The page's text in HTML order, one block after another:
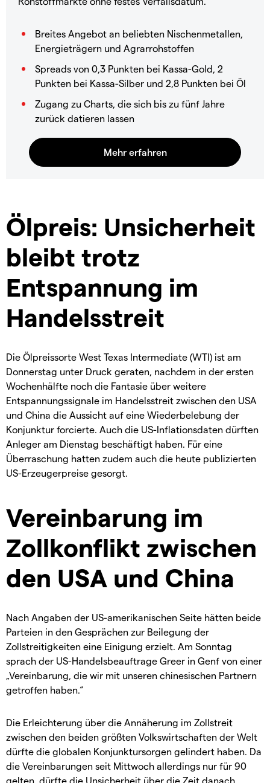
Breites Angebot an beliebten Nischenmetallen,
Energieträgern und Agrarrohstoffen
Spreads von 0,3 Punkten bei Kassa-Gold, 2
Punkten bei Kassa-Silber und 2,8 Punkten bei Öl
Zugang zu Charts, die sich bis zu fünf Jahre
zurück datieren lassen
Ölpreis: Unsicherheit
bleibt trotz
Entspannung im
Handelsstreit
Die Ölpreissorte West Texas Intermediate (WTI) ist am
Donnerstag unter Druck geraten, nachdem in der ersten
Wochenhälfte noch die Fantasie über weitere
Entspannungssignale im Handelsstreit zwischen den USA
und China die Aussicht auf eine Wiederbelebung der
Konjunktur forcierte. Auch die US-Inflationsdaten dürften
Anleger am Dienstag beschäftigt haben. Für eine
Überraschung hatten zudem auch die heute publizierten
US-Erzeugerpreise gesorgt.
Vereinbarung im
Zollkonflikt zwischen
den USA und China
Nach Angaben der US-amerikanischen Seite hätten beide
Parteien in den Gesprächen zur Beilegung der
Zollstreitigkeiten eine Einigung erzielt. Am Sonntag
sprach der US-Handelsbeauftrage Greer in Genf von einer
„Vereinbarung, die wir mit unseren chinesischen Partnern
getroffen haben.“
Die Erleichterung über die Annäherung im Zollstreit
zwischen den beiden größten Volkswirtschaften der Welt
dürfte die globalen Konjunktursorgen gelindert haben. Da
die Vereinbarungen seit Mittwoch allerdings nur für 90
gelten, dürfte die Unsicherheit über die Zeit danach